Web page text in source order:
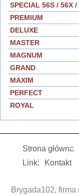
SPECIAL 56S / 56X /
PREMIUM
DELUXE
MASTER
MAGNUM
GRAND
MAXIM
PERFECT
ROYAL
Strona główna
Linki
Kontakt
Brygada102,